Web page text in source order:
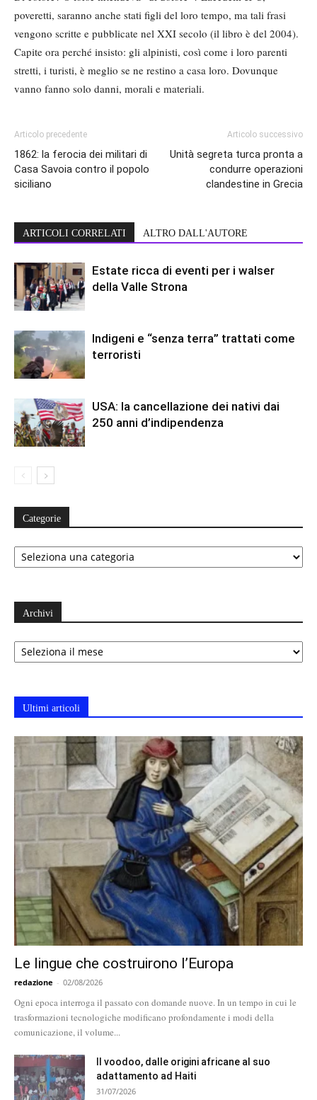
poveretti, saranno anche stati figli del loro tempo, ma tali frasi
vengono scritte e pubblicate nel XXI secolo (il libro è del 2004).
Capite ora perché insisto: gli alpinisti, così come i loro parenti
stretti, i turisti, è meglio se ne restino a casa loro. Dovunque
vanno fanno solo danni, morali e materiali.
Articolo precedente
1862: la ferocia dei militari di
Casa Savoia contro il popolo
siciliano
Articolo successivo
Unità segreta turca pronta a
condurre operazioni
clandestine in Grecia
ARTICOLI CORRELATI ALTRO DALL'AUTORE
Estate ricca di eventi per i walser
della Valle Strona
Indigeni e “senza terra” trattati come
terroristi
USA: la cancellazione dei nativi dai
250 anni d’indipendenza
Categorie
Categorie
Archivi
Archivi
Ultimi articoli
Le lingue che costruirono l’Europa
redazione - 02/08/2026
Ogni epoca interroga il passato con domande nuove. In un tempo in cui le
trasformazioni tecnologiche modificano profondamente i modi della
comunicazione, il volume...
Il voodoo, dalle origini africane al suo
adattamento ad Haiti
31/07/2026